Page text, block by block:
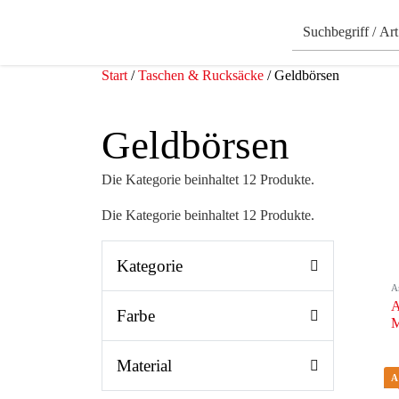
Start /Taschen & Rucksäcke / Geldbörsen
Geldbörsen
Die Kategorie beinhaltet 12 Produkte.
Die Kategorie beinhaltet 12 Produkte.
Kategorie
Farbe
Material